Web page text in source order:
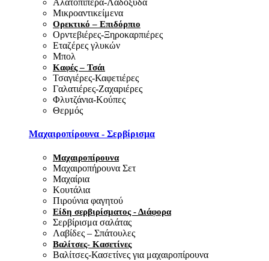
Μικροαντικείμενα
Ορεκτικό – Επιδόρπιο
Ορντεβιέρες-Ξηροκαρπιέρες
Εταζέρες γλυκών
Μπολ
Καφές – Τσάι
Τσαγιέρες-Καφετιέρες
Γαλατιέρες-Ζαχαριέρες
Φλυτζάνια-Κούπες
Θερμός
Μαχαιροπίρουνα - Σερβίρισμα
Μαχαιροπίρουνα
Μαχαιροπήρουνα Σετ
Μαχαίρια
Κουτάλια
Πιρούνια φαγητού
Είδη σερβιρίσματος - Διάφορα
Σερβίρισμα σαλάτας
Λαβίδες – Σπάτουλες
Βαλίτσες- Κασετίνες
Βαλίτσες-Κασετίνες για μαχαιροπίρουνα